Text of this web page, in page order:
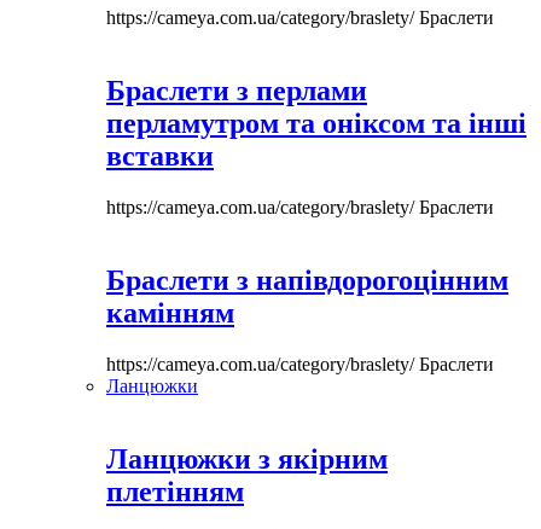
https://cameya.com.ua/category/braslety/Браслети
Браслети з перлами
перламутром та оніксом та інші
вставки
https://cameya.com.ua/category/braslety/Браслети
Браслети з напівдорогоцінним
камінням
https://cameya.com.ua/category/braslety/Браслети
Ланцюжки
Ланцюжки з якірним
плетінням